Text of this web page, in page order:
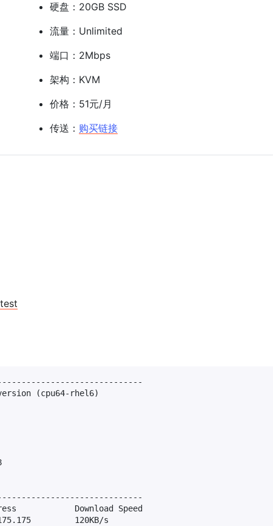
硬盘：20GB SSD
流量：Unlimited
端口：2Mbps
架构：KVM
价格：51元/月
传送： 购买链接
(cpu64-rhel6)
Download Speed
120KB/s